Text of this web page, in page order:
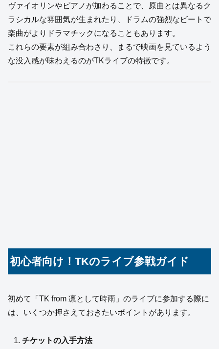
ヴァイオリンやピアノが加わることで、原曲とは異なるク
ラシカルな雰囲気が生まれたり、ドラムの強烈なビートで
楽曲がよりドラマチックになることもあります。
これらの要素が組み合わさり、まるで映画を見ているよう
な没入感が味わえるのがTKライブの特徴です。
初心者向け！TKのライブ参戦ガイド
初めて「TK from 凛として時雨」のライブに参加する際に
は、いくつか押さえておきたいポイントがあります。
チケットの入手方法